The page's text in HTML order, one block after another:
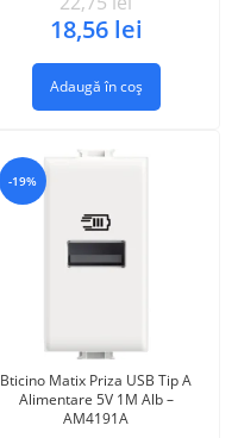
18,56 lei
Adaugă în coș
-19%
Bticino Matix Priza USB Tip A
Alimentare 5V 1M Alb –
AM4191A